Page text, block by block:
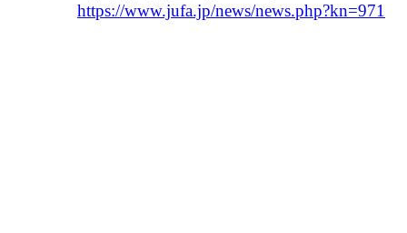
https://www.jufa.jp/news/news.php?kn=971